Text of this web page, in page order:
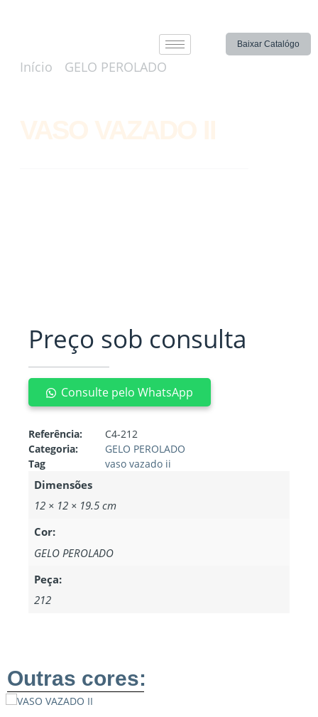
Baixar Catalógo
Início GELO PEROLADO
Preço sob consulta
Consulte pelo WhatsApp
Referência:
C4-212
Categoria:
GELO PEROLADO
Tag
vaso vazado ii
Dimensões
12 × 12 × 19.5 cm
Cor:
GELO PEROLADO
Peça:
212
Outras cores: